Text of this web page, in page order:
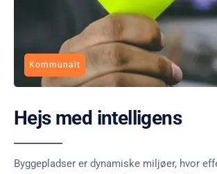
Kommunalt
Hejs med intelligens
Byggepladser er dynamiske miljøer, hvor